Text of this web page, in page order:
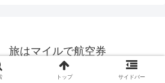
旅はマイルで航空券
モト 旅はマイルで航空券.
トップ サイドバー